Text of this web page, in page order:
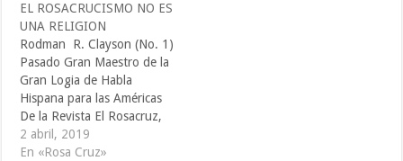
Sin embargo, la idea de la
unidad surge al pensar en
la multiplicidad. Cuando
dos o…
EL ROSACRUCISMO NO ES
UNA RELIGION
Rodman R. Clayson (No. 1)
Pasado Gran Maestro de la
Gran Logia de Habla
Hispana para las Américas
De la Revista El Rosacruz,
Verano de 2012 La
explicación Rosacruz
2 abril, 2019
En «Rosa Cruz»